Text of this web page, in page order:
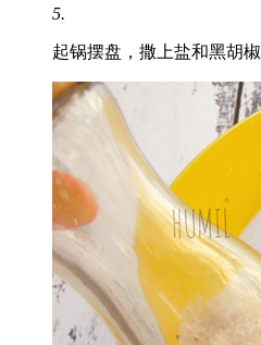
5.
起锅摆盘，撒上盐和黑胡椒